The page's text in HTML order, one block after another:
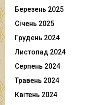
Березень 2025
Січень 2025
Грудень 2024
Листопад 2024
Серпень 2024
Травень 2024
Квітень 2024